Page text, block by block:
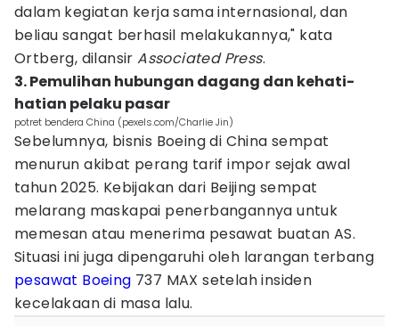
dalam kegiatan kerja sama internasional, dan
beliau sangat berhasil melakukannya," kata
Ortberg, dilansirAssociated Press.
3. Pemulihan hubungan dagang dan kehati-
hatian pelaku pasar
potret bendera China (pexels.com/Charlie Jin)
Sebelumnya, bisnis Boeing di China sempat
menurun akibat perang tarif impor sejak awal
tahun 2025. Kebijakan dari Beijing sempat
melarang maskapai penerbangannya untuk
memesan atau menerima pesawat buatan AS.
Situasi ini juga dipengaruhi oleh larangan terbang
pesawat Boeing 737 MAX setelah insiden
kecelakaan di masa lalu.